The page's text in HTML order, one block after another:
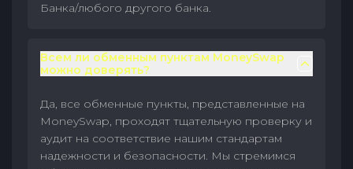
Банка/любого другого банка.
Всем ли обменным пунктам MoneySwap
можно доверять?
Да, все обменные пункты, представленные на
MoneySwap, проходят тщательную проверку и
аудит на соответствие нашим стандартам
надежности и безопасности. Мы стремимся